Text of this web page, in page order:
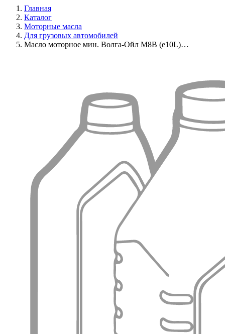
Главная
Каталог
Моторные масла
Для грузовых автомобилей
Масло моторное мин. Волга-Ойл М8В (e10L)…